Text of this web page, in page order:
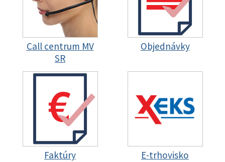
Call centrum MV
SR
Objednávky
Faktúry E-trhovisko